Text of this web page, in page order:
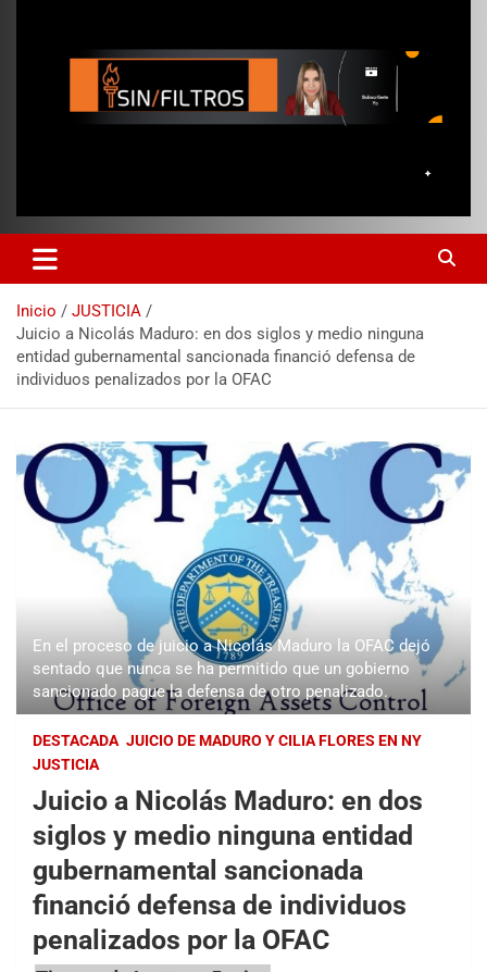
Inicio
JUSTICIA
Juicio a Nicolás Maduro: en dos siglos y medio ninguna
entidad gubernamental sancionada financió defensa de
individuos penalizados por la OFAC
En el proceso de juicio a Nicolás Maduro la OFAC dejó
sentado que nunca se ha permitido que un gobierno
sancionado pague la defensa de otro penalizado.
DESTACADA JUICIO DE MADURO Y CILIA FLORES EN NY
JUSTICIA
Juicio a Nicolás Maduro: en dos
siglos y medio ninguna entidad
gubernamental sancionada
financió defensa de individuos
penalizados por la OFAC